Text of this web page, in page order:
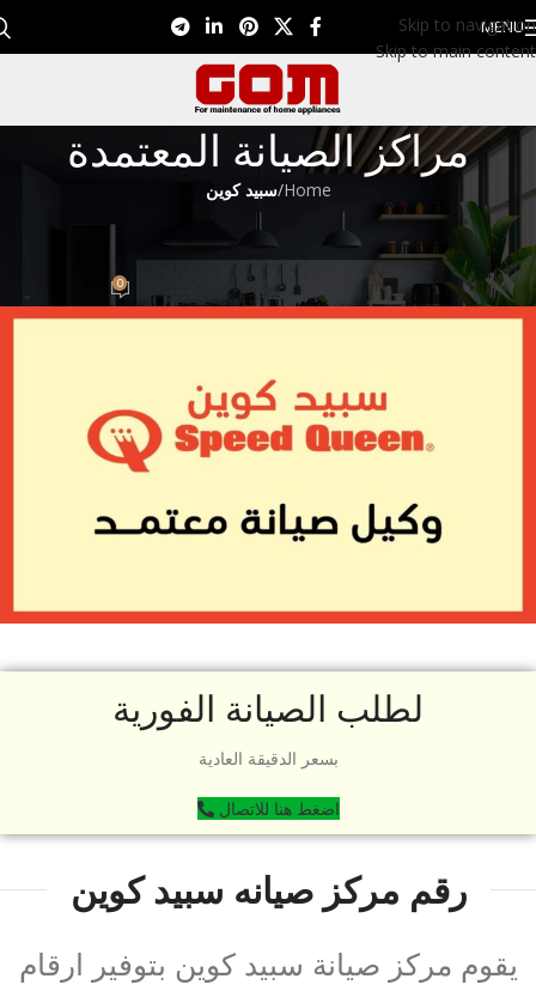
Skip to navigation
Skip to main content
MENU
مراكز الصيانة المعتمدة
Home
/سبيد كوين
سبيد كوين
مركز صيانة سبيد كوين 01099948826
Eman EL NagarOn ديسمبر 11, 2022 0
لطلب الصيانة الفورية
بسعر الدقيقة العادية
اضغط هنا للاتصال
رقم مركز صيانه سبيد كوين
يقوم مركز صيانة سبيد كوين بتوفير ارقام